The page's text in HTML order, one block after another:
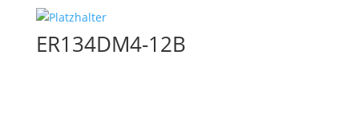
ER134DM4-12B